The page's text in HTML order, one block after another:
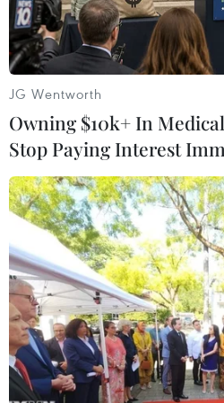
Cảnh vắng vẻ trên đường
THX/
Nền kinh tế Pháp có thể
trong 3 tháng cuối năm do
giới nghiêm áp dụng tại
JG Wentworth
Owning $10k+ In
Stop Paying Interest